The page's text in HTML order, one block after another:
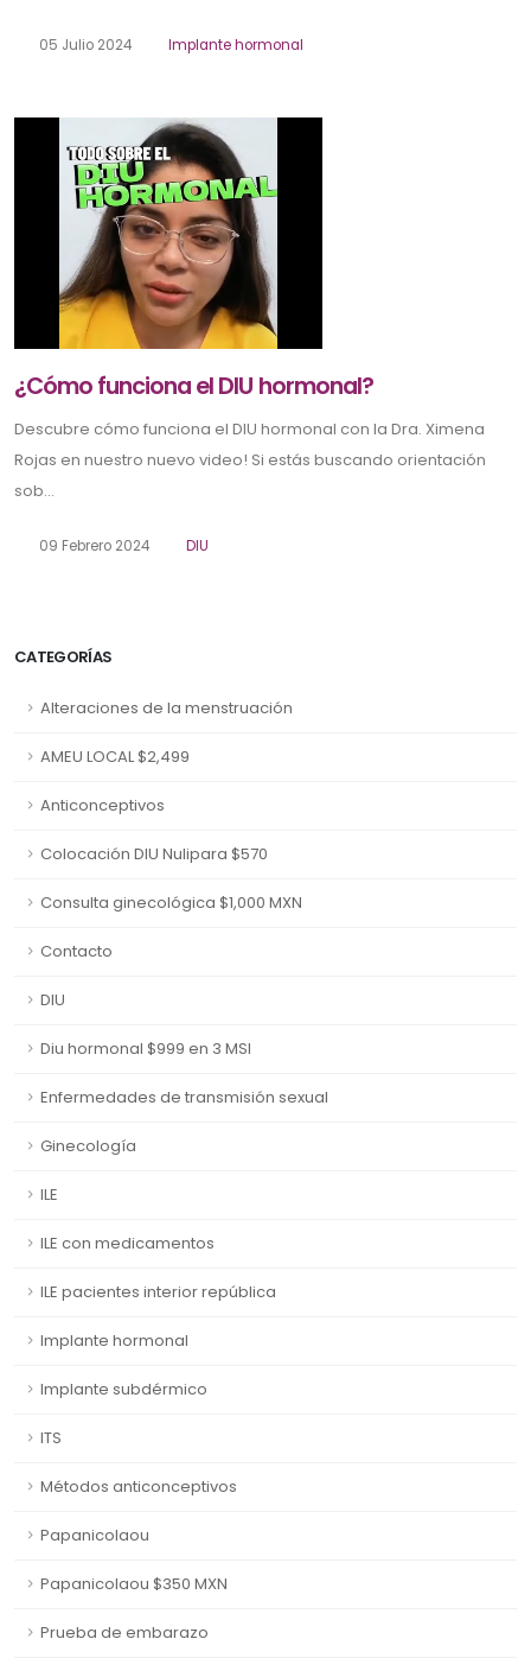
CATEGORÍAS
Alteraciones de la menstruación
AMEU LOCAL $2,499
Anticonceptivos
Colocación DIU Nulipara $570
Consulta ginecológica $1,000 MXN
Contacto
DIU
Diu hormonal $999 en 3 MSI
Enfermedades de transmisión sexual
Ginecología
ILE
ILE con medicamentos
ILE pacientes interior república
Implante hormonal
Implante subdérmico
ITS
Métodos anticonceptivos
Papanicolaou
Papanicolaou $350 MXN
Prueba de embarazo
05 Julio 2024 Implante hormonal
¿Cómo funciona el DIU hormonal?
Descubre cómo funciona el DIU hormonal con la Dra. Ximena
Rojas en nuestro nuevo video! Si estás buscando orientación
sob...
09 Febrero 2024 DIU